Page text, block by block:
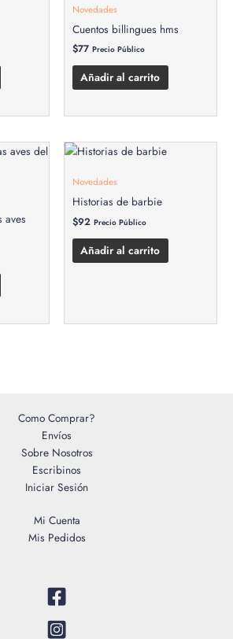
Novedades
Cuentos billingues hms
$77 Precio Público
Añadir al carrito
aves
Novedades
Historias de barbie
$92 Precio Público
Añadir al carrito
Como Comprar?
Envíos
Sobre Nosotros
Escribinos
Iniciar Sesión
Mi Cuenta
Mis Pedidos